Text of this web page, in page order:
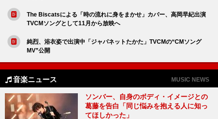
The Biscatsによる「時の流れに身をまかせ」カバー、高岡早紀出演
TVCMソングとして11月から放映へ
純烈、浴衣姿で出演中「ジャパネットたかた」TVCMの“CMソング
MV”公開
音楽ニュース MUSIC NEWS
ソンバー、自身のボディ・イメージとの
葛藤を告白「同じ悩みを抱える人に知っ
てほしかった」